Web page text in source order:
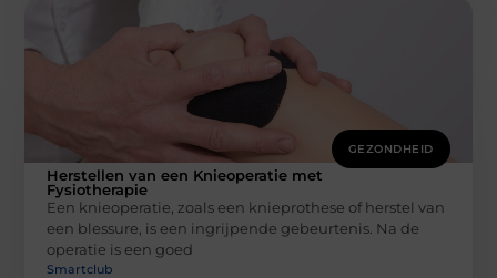
GEZONDHEID
Herstellen van een Knieoperatie met
Fysiotherapie
Een knieoperatie, zoals een knieprothese of herstel van
een blessure, is een ingrijpende gebeurtenis. Na de
operatie is een goed
Smartclub